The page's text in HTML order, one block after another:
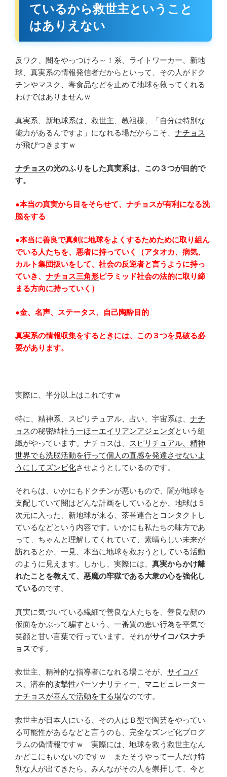
ているから救世主ということ
はありえない
反ワク、闇をやっつけろ～！系、ライトワーカー、新地
球、真実系の情報発信者だからといって、その人がドク
チンやマスク、毒食品などを止めて地球を救ってくれる
わけではありませんｗ
真実系、新地球系は、救世主、教祖様、「自分は特別な
能力があるんですよ」になれる場だからこそ、 ナチョス
が飛びつきますｗ
ナチョスの光のふりをした真実系は、この３つが目的で
す。
●本当の真実から目をそらせて、ナチョスが有利になる洗
脳をする
●本当に善良で真剣に地球をよくするためために取り組ん
でいる人たちを、悪者に持っていく（アタオカ、病気、
カルト集団扱いをして、社会の反逆者と言うように持っ
ていき、 ナチョス三角形ピラミッド社会の法的に取り締
まる方向に持っていく）
●金、名声、ステータス、自己陶酔目的
真実系の情報収集をするときには、この３つを見破る必
要があります。
実際に、半分以上はこれですｗ
特に、精神系、スピリチュアル、占い、宇宙系は、 ナチ
ョスの秘密結社うーほーエイリアンアジェンダという組
織がやっています。ナチョスは、
スピリチュアル、精神
世界でも洗脳活動を行って個人の直感を発達させないよ
うにしてズンビ化させようとしているのです。
それらは、いかにもドクチンが悪いもので、闇が地球を
支配していて闇はどんな計画をしているとか、地球は５
次元に入った、新地球が来る、茶番連合とコンタクトし
ているなどという内容です。いかにも私たちの味方であ
って、ちゃんと理解してくれていて、素晴らしい未来が
訪れるとか、一見、本当に地球を救おうとしている活動
のように見えます。しかし、実際には、 真実からかけ離
れたことを教えて、悪魔の牢獄である大衆の心を強化し
ているのです。
真実に気づいている繊細で善良な人たちを、善良な顔の
仮面をかぶって騙すという、一番質の悪い行為を平気で
笑顔と甘い言葉で行っています。それがサイコパスナチ
ョスです。
救世主、精神的な指導者になれる場こそが、 サイコパ
ス、潜在的攻撃性パーソナリティー、マニピュレーター
ナチョスが喜んで活動をする場なのです。
救世主が日本人にいる、その人はＢ型で陶芸をやってい
る可能性があるなどと言うのも、完全なズンビ化プログ
ラムの偽情報ですｗ 実際には、地球を救う救世主なん
かどこにもいないのですｗ またそうやって一人だけ特
別な人が出てきたら、みんながその人を崇拝して、今と